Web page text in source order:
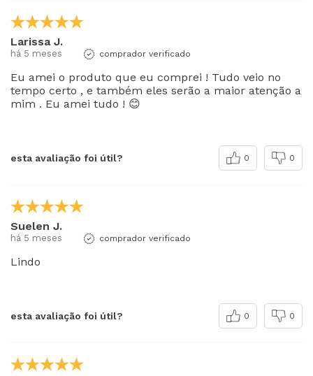
Larissa J.
há 5 meses comprador verificado
Eu amei o produto que eu comprei ! Tudo veio no
tempo certo , e também eles serão a maior atenção a
mim . Eu amei tudo ! 😊
esta avaliação foi útil? 0 0
Suelen J.
há 5 meses comprador verificado
Lindo
esta avaliação foi útil? 0 0